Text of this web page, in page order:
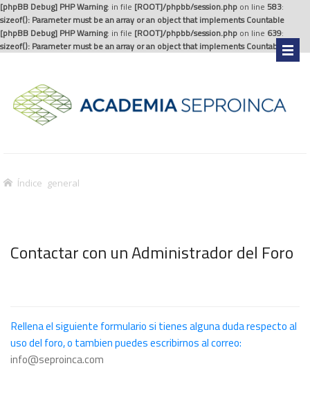
[phpBB Debug] PHP Warning: in file [ROOT]/phpbb/session.php on line 583:
sizeof(): Parameter must be an array or an object that implements Countable
[phpBB Debug] PHP Warning: in file [ROOT]/phpbb/session.php on line 639:
sizeof(): Parameter must be an array or an object that implements Countable
Índice general
Contactar con un Administrador del Foro
Rellena el siguiente formulario si tienes alguna duda respecto al
uso del foro, o tambien puedes escribirnos al correo:
info@seproinca.com